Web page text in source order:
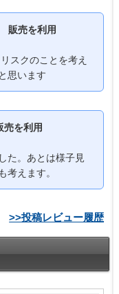
販売を利用
スクのことを考え
思います
売を利用
た。あとは様子見
考えます。
>>投稿レビュー履歴